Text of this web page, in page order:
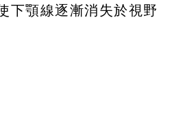
下顎線逐漸消失於視野